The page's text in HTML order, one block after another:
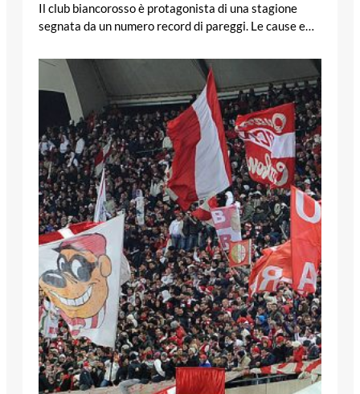
Il club biancorosso è protagonista di una stagione
segnata da un numero record di pareggi. Le cause e…